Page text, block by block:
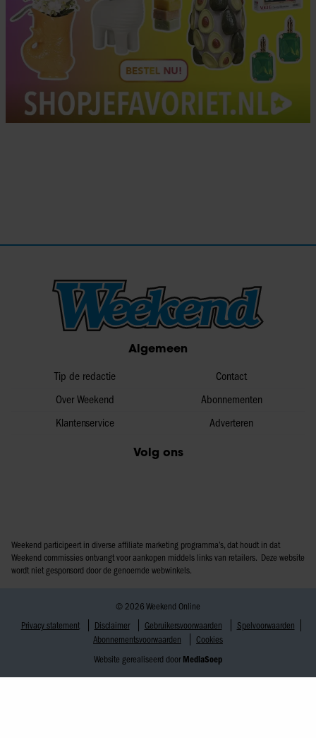
Algemeen
Tip de redactie
Over Weekend
Klantenservice
Contact
Abonnementen
Adverteren
Volg ons
Weekend participeert in diverse affiliate marketing programma’s, dat houdt in dat
Weekend commissies ontvangt voor aankopen middels links van retailers. Deze website
wordt niet gesponsord door de genoemde webwinkels.
© 2026 Weekend Online
Privacy statement
Disclaimer Gebruikersvoorwaarden
Spelvoorwaarden
Abonnementsvoorwaarden
Cookies
Website gerealiseerd door MediaSoep